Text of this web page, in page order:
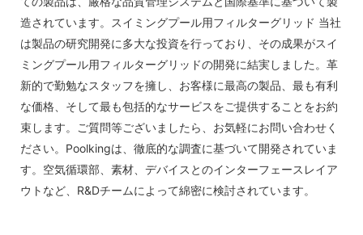
造されています。スイミングプール用フィルターグリッド 当社
は製品の研究開発に多大な投資を行っており、その成果がスイ
ミングプール用フィルターグリッドの開発に結実しました。革
新的で勤勉なスタッフを擁し、お客様に最高の製品、最も有利
な価格、そして最も包括的なサービスをご提供することをお約
束します。ご質問等ございましたら、お気軽にお問い合わせく
ださい。Poolkingは、徹底的な調査に基づいて開発されていま
す。空気循環部、素材、デバイスとのインターフェースレイア
ウトなど、R&Dチームによって綿密に検討されています。